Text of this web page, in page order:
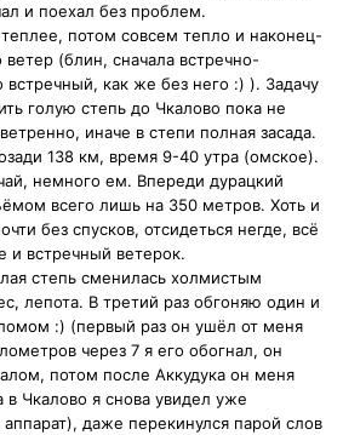
и поехал без проблем.
потом совсем тепло и наконец-
ветер (блин, сначала встречно-
как же без него :) ). Задачу
голую степь до Чкалово пока не
иначе в степи полная засада.
138 км, время 9-40 утра (омское).
немного ем. Впереди дурацкий
всего лишь на 350 метров. Хоть и
без спусков, отсидеться негде, всё
и встречный ветерок.
степь сменилась холмистым
лепота. В третий раз обгоняю один и
:) (первый раз он ушёл от меня
через 7 я его обогнал, он
потом после Аккудука он меня
в Чкалово я снова увидел уже
даже перекинулся парой слов